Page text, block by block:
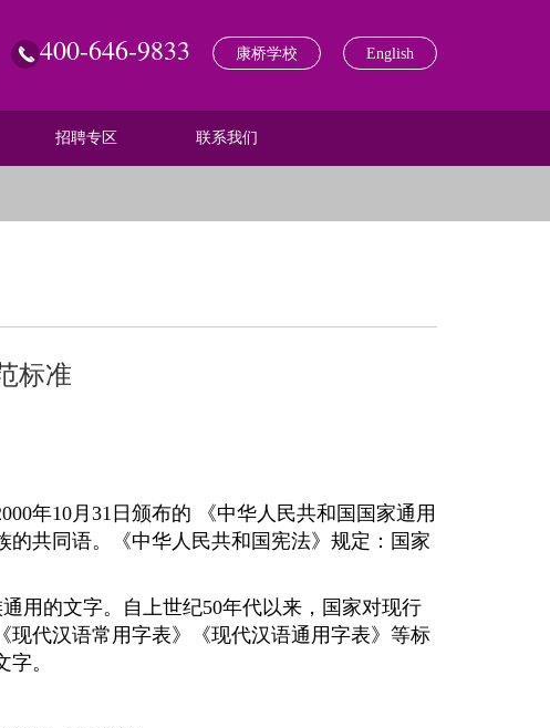
400-646-9833 康桥学校 English
招聘专区 联系我们
标准
年10月31日颁布的 《中华人民共和国国家通用
共同语。《中华人民共和国宪法》规定：国家
用的文字。自上世纪50年代以来，国家对现行
代汉语常用字表》《现代汉语通用字表》等标
。